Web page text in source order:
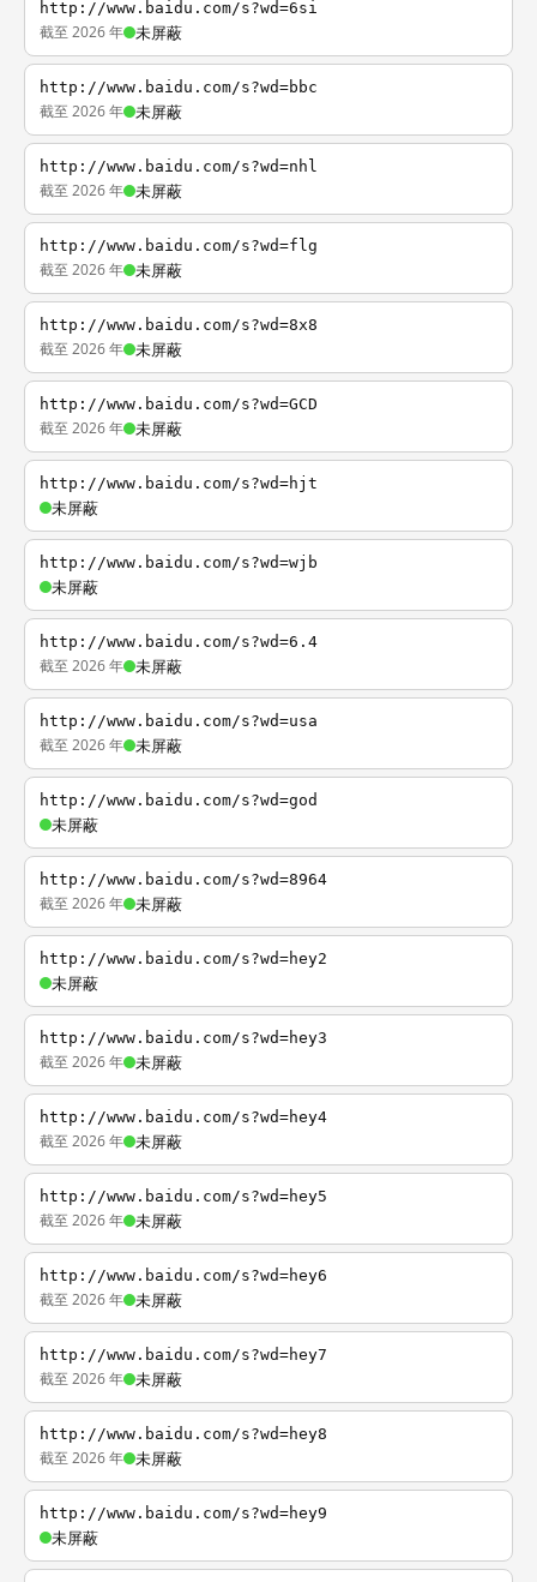
http://www.baidu.com/s?wd=6si
截至 2026 年 未屏蔽
http://www.baidu.com/s?wd=bbc
截至 2026 年 未屏蔽
http://www.baidu.com/s?wd=nhl
截至 2026 年 未屏蔽
http://www.baidu.com/s?wd=flg
截至 2026 年 未屏蔽
http://www.baidu.com/s?wd=8x8
截至 2026 年 未屏蔽
http://www.baidu.com/s?wd=GCD
截至 2026 年 未屏蔽
http://www.baidu.com/s?wd=hjt
未屏蔽
http://www.baidu.com/s?wd=wjb
未屏蔽
http://www.baidu.com/s?wd=6.4
截至 2026 年 未屏蔽
http://www.baidu.com/s?wd=usa
截至 2026 年 未屏蔽
http://www.baidu.com/s?wd=god
未屏蔽
http://www.baidu.com/s?wd=8964
截至 2026 年 未屏蔽
http://www.baidu.com/s?wd=hey2
未屏蔽
http://www.baidu.com/s?wd=hey3
截至 2026 年 未屏蔽
http://www.baidu.com/s?wd=hey4
截至 2026 年 未屏蔽
http://www.baidu.com/s?wd=hey5
截至 2026 年 未屏蔽
http://www.baidu.com/s?wd=hey6
截至 2026 年 未屏蔽
http://www.baidu.com/s?wd=hey7
截至 2026 年 未屏蔽
http://www.baidu.com/s?wd=hey8
截至 2026 年 未屏蔽
http://www.baidu.com/s?wd=hey9
未屏蔽